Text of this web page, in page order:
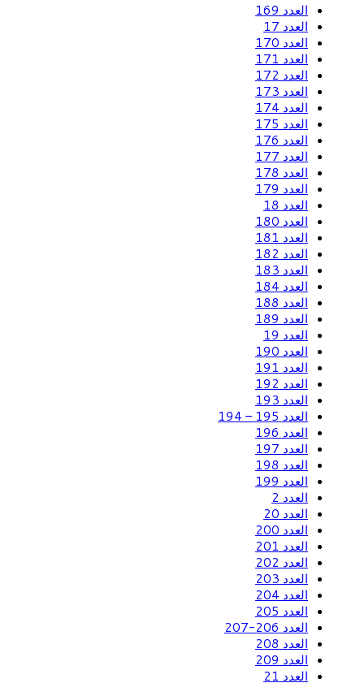
العدد 169
العدد 17
العدد 170
العدد 171
العدد 172
العدد 173
العدد 174
العدد 175
العدد 176
العدد 177
العدد 178
العدد 179
العدد 18
العدد 180
العدد 181
العدد 182
العدد 183
العدد 184
العدد 188
العدد 189
العدد 19
العدد 190
العدد 191
العدد 192
العدد 193
العدد 195 – 194
العدد 196
العدد 197
العدد 198
العدد 199
العدد 2
العدد 20
العدد 200
العدد 201
العدد 202
العدد 203
العدد 204
العدد 205
العدد 206-207
العدد 208
العدد 209
العدد 21